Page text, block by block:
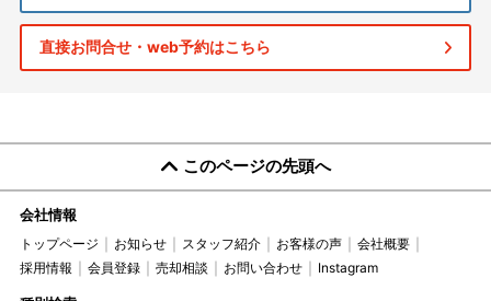
直接お問合せ・web予約はこちら
このページの先頭へ
会社情報
トップページ お知らせ スタッフ紹介 お客様の声
会社概要
採用情報
会員登録 売却相談 お問い合わせ Instagram